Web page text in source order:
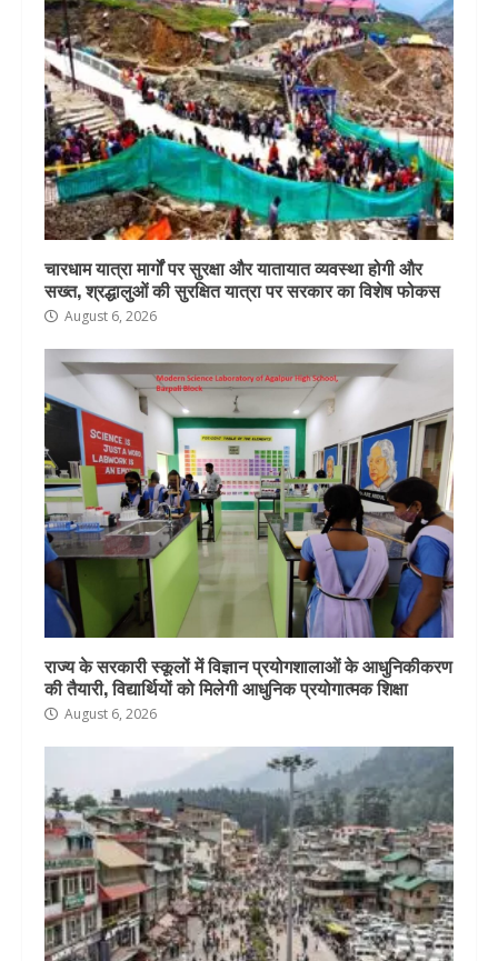
चारधाम यात्रा मार्गों पर सुरक्षा और यातायात व्यवस्था होगी और
सख्त, श्रद्धालुओं की सुरक्षित यात्रा पर सरकार का विशेष फोकस
August 6, 2026
राज्य के सरकारी स्कूलों में विज्ञान प्रयोगशालाओं के आधुनिकीकरण
की तैयारी, विद्यार्थियों को मिलेगी आधुनिक प्रयोगात्मक शिक्षा
August 6, 2026